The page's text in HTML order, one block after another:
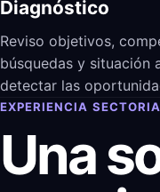
Diagnóstico
Reviso objetivos,
búsquedas y situación
detectar las
EXPERIENCIA
Una